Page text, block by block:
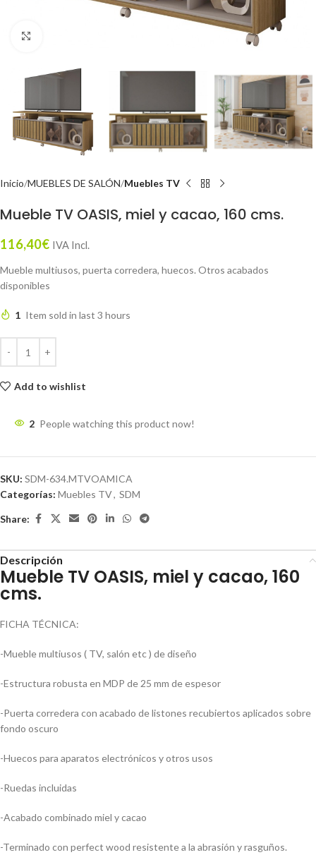
Inicio MUEBLES DE SALÓN Muebles TV
Mueble TV OASIS, miel y cacao, 160 cms.
116,40€ IVA Incl.
Mueble multiusos, puerta corredera, huecos. Otros acabados
disponibles
1 Item sold in last 3 hours
Add to wishlist
2 People watching this product now!
SKU: SDM-634.MTVOAMICA
Categorías: Muebles TV, SDM
Share:
Descripción
Mueble TV OASIS, miel y cacao, 160
cms.
FICHA TÉCNICA:
-Mueble multiusos ( TV, salón etc ) de diseño
-Estructura robusta en MDP de 25 mm de espesor
-Puerta corredera con acabado de listones recubiertos aplicados sobre
fondo oscuro
-Huecos para aparatos electrónicos y otros usos
-Ruedas incluidas
-Acabado combinado miel y cacao
-Terminado con perfect wood resistente a la abrasión y rasguños.